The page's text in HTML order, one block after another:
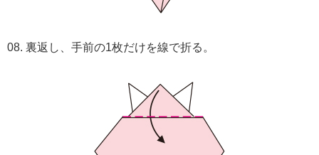
08. 裏返し、手前の1枚だけを線で折る。